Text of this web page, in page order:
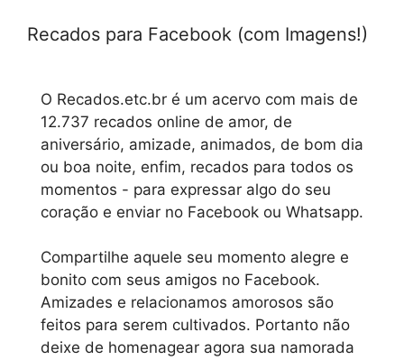
Recados para Facebook (com Imagens!)
O Recados.etc.br é um acervo com mais de
12.737 recados online de amor, de
aniversário, amizade, animados, de bom dia
ou boa noite, enfim, recados para todos os
momentos - para expressar algo do seu
coração e enviar no Facebook ou Whatsapp.
Compartilhe aquele seu momento alegre e
bonito com seus amigos no Facebook.
Amizades e relacionamos amorosos são
feitos para serem cultivados. Portanto não
deixe de homenagear agora sua namorada